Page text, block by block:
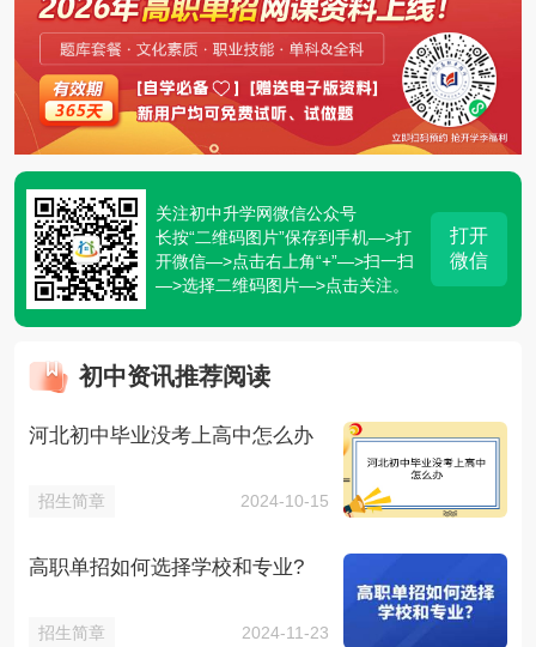
关注初中升学网微信公众号
长按“二维码图片”保存到手机—>打
开微信—>点击右上角“+”—>扫一扫
—>选择二维码图片—>点击关注。
打开
微信
初中资讯推荐阅读
河北初中毕业没考上高中怎么办
招生简章 2024-10-15
高职单招如何选择学校和专业?
招生简章 2024-11-23